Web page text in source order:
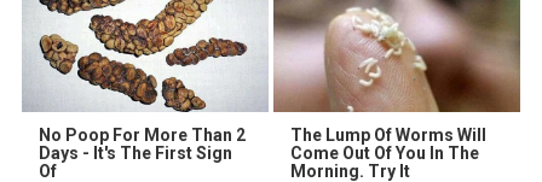
No Poop For More Than 2
Days - It's The First Sign
Of
The Lump Of Worms Will
Come Out Of You In The
Morning. Try It